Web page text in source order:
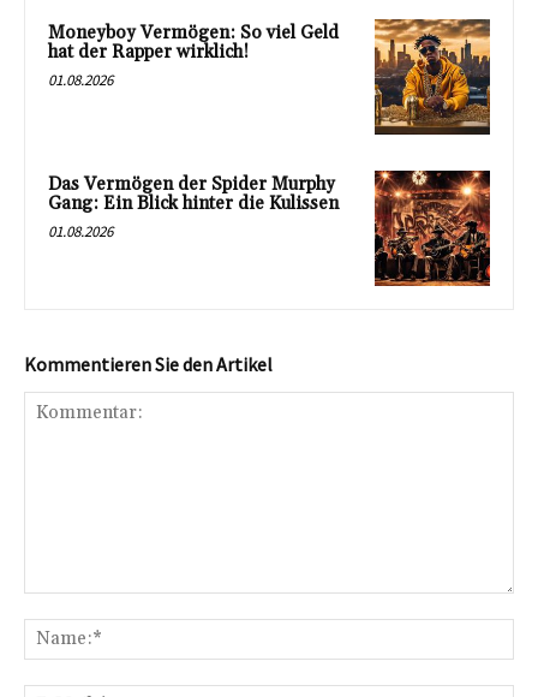
Moneyboy Vermögen: So viel Geld
hat der Rapper wirklich!
01.08.2026
Das Vermögen der Spider Murphy
Gang: Ein Blick hinter die Kulissen
01.08.2026
Kommentieren Sie den Artikel